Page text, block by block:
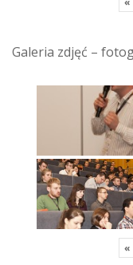
Galeria zdjęć –
«